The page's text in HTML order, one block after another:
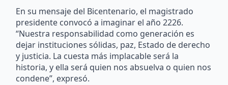
En su mensaje del Bicentenario, el magistrado
presidente convocó a imaginar el año 2226.
“Nuestra responsabilidad como generación es
dejar instituciones sólidas, paz, Estado de derecho
y justicia. La cuesta más implacable será la
historia, y ella será quien nos absuelva o quien nos
condene”, expresó.